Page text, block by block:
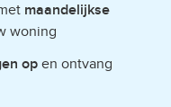
maandelijkse
woning
open ontvang